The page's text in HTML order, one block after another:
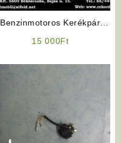
Benzinmotoros Kerékpár
15 000Ft